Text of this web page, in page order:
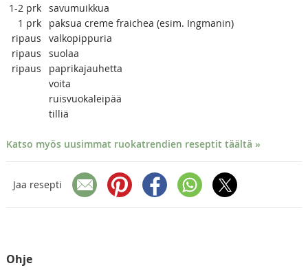
1-2 prk savumuikkua
1 prk
paksua creme fraichea (esim. Ingmanin)
ripaus
valkopippuria
ripaus
suolaa
ripaus
paprikajauhetta
voita
ruisvuokaleipää
tilliä
Katso myös uusimmat ruokatrendien reseptit täältä »
Jaa resepti
Ohje